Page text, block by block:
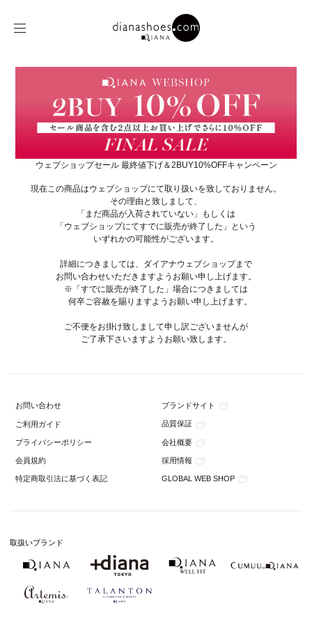
ウェブショップセール 最終値下げ＆2BUY10%OFFキャンペーン
現在この商品はウェブショップにて取り扱いを致しておりません。
その理由と致しまして、
「まだ商品が入荷されていない」もしくは
「ウェブショップにてすでに販売が終了した」という
いずれかの可能性がございます。
詳細につきましては、ダイアナウェブショップまで
お問い合わせいただきますようお願い申し上げます。
※「すでに販売が終了した」場合につきましては
何卒ご容赦を賜りますようお願い申し上げます。
ご不便をお掛け致しまして申し訳ございませんが
ご了承下さいますようお願い致します。
お問い合わせ ブランドサイト
ご利用ガイド 品質保証
プライバシーポリシー 会社概要
会員規約 採用情報
特定商取引法に基づく表記 GLOBAL WEB SHOP
取扱いブランド